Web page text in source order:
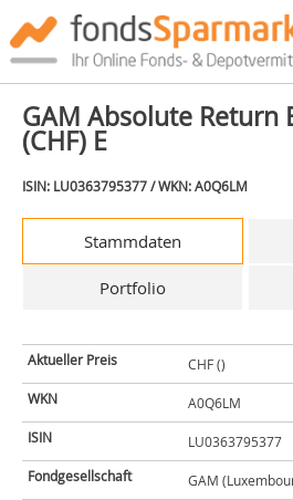
GAM Absolute Return
(CHF) E
ISIN: LU0363795377 / WKN: A0Q6LM
Stammdaten
Portfolio
Aktueller Preis
CHF ()
WKN
A0Q6LM
ISIN
LU0363795377
Fondgesellschaft
GAM